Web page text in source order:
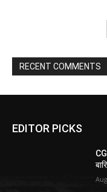
RECENT COMMENTS
EDITOR PICKS